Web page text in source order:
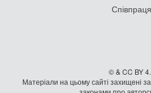
Співпраця
© & CC BY
Матеріали на цьому сайті захищені